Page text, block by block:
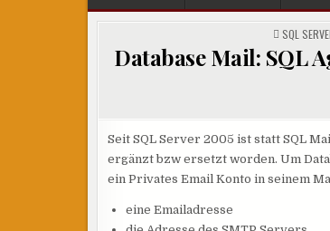
POSTED
IN
SQL
Database Mail: SQL
Seit SQL Server 2005 ist statt SQL
ergänzt bzw ersetzt worden. Um
ein Privates Email Konto in seinem
eine Emailadresse